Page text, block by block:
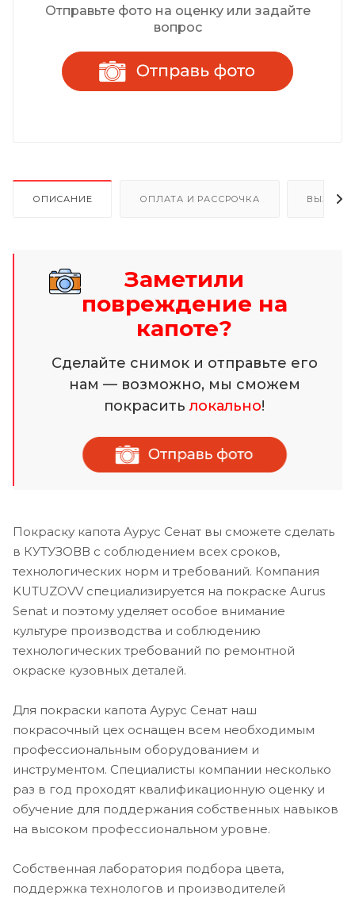
Отправьте фото на оценку или задайте
вопрос
ОПИСАНИЕ ОПЛАТА И РАССРОЧКА ВЫЗОВ
Заметили
повреждение на
капоте?
Сделайте снимок и отправьте его
нам — возможно, мы сможем
покраситьлокально!
Покраску капота Аурус Сенат вы сможете сделать
в КУТУЗОВВ с соблюдением всех сроков,
технологических норм и требований. Компания
KUTUZOVV специализируется на покраске Aurus
Senat и поэтому уделяет особое внимание
культуре производства и соблюдению
технологических требований по ремонтной
окраске кузовных деталей.
Для покраски капота Аурус Сенат наш
покрасочный цех оснащен всем необходимым
профессиональным оборудованием и
инструментом. Специалисты компании несколько
раз в год проходят квалификационную оценку и
обучение для поддержания собственных навыков
на высоком профессиональном уровне.
Собственная лаборатория подбора цвета,
поддержка технологов и производителей